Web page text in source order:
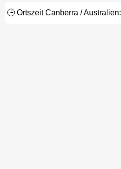
🕒 Ortszeit Canberra / Australien: